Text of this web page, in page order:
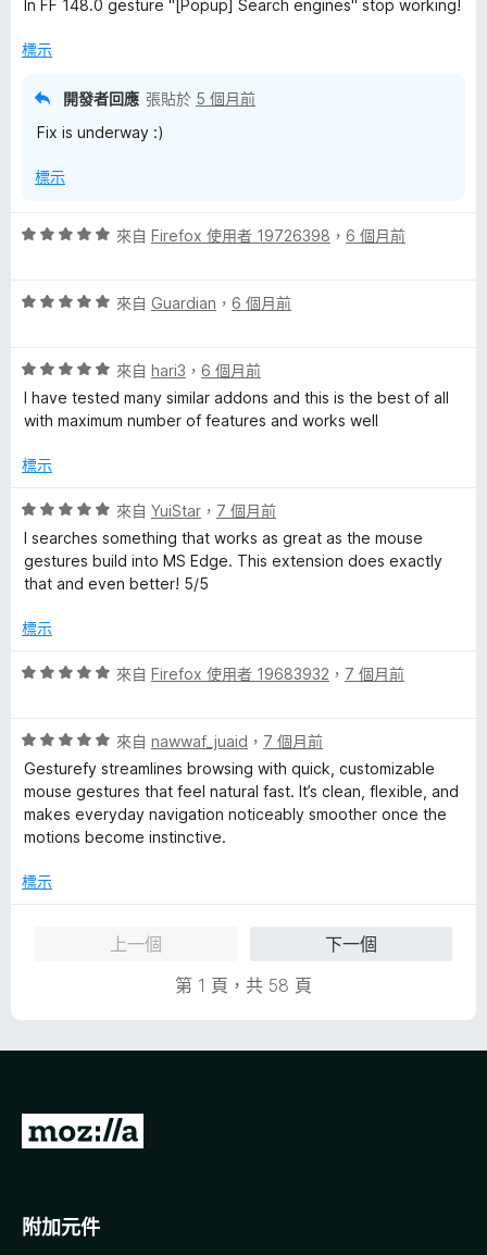
分
分
分
In FF 148.0 gesture "[Popup] Search engines" stop working!
標示
開發者回應 張貼於 5 個月前
Fix is underway :)
標示
評
分
分
5
分
來自 Firefox 使用者 19726398 ， 6 個月前
評
分
，
滿
5
來自 Guardian ， 6 個月前
評
價
5
，
分
5
來自 hari3 ， 6 個月前
I have tested many similar addons and this is the best of all
with maximum number of features and works well
標示
評
價
5
分
滿
5
來自 YuiStar ， 7 個月前
I searches something that works as great as the mouse
gestures build into MS Edge. This extension does exactly
that and even better! 5/5
標示
評
分
，
滿
分
5
來自 Firefox 使用者 19683932 ， 7 個月前
評
價
5
分
，
分
來自 nawwaf_juaid ， 7 個月前
Gesturefy streamlines browsing with quick, customizable
mouse gestures that feel natural fast. It’s clean, flexible, and
makes everyday navigation noticeably smoother once the
motions become instinctive.
標示
上一個
下一個
第 1 頁，共 58 頁
前
o
附加元件